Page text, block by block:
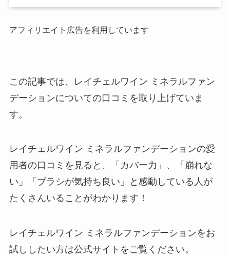
アフィリエイト広告を利用しています
この記事では、レイチェルワイン ミネラルファン
デーションについての口コミを取り上げていま
す。
レイチェルワイン ミネラルファンデーションの愛
用者の口コミを見ると、「カバー力」、「崩れな
い」「ブラシが気持ち良い」と感動している人が
たくさんいることがわかります！
レイチェルワイン ミネラルファンデーションをお
試ししたい方は公式サイトをご覧ください。